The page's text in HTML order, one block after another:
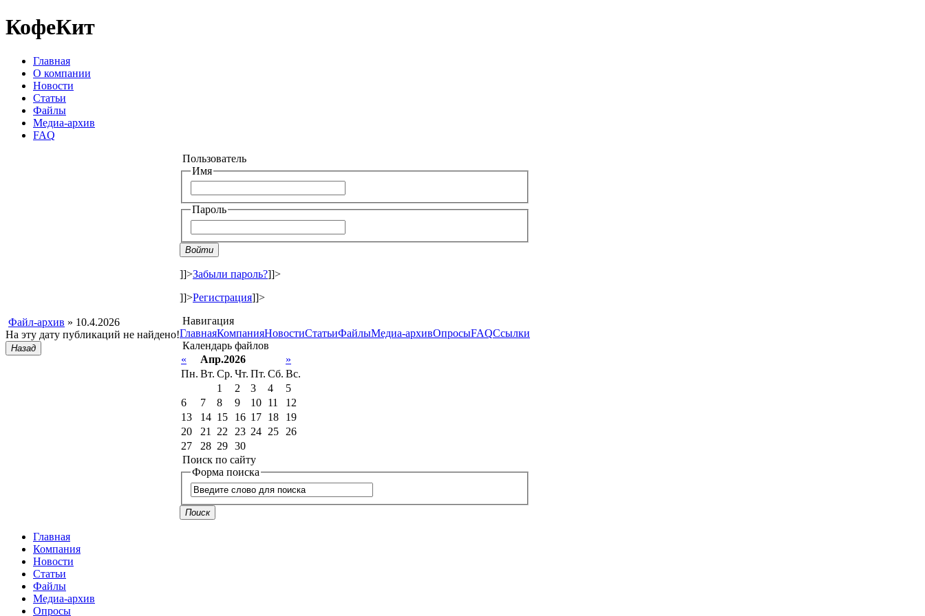
КофеКит
Главная
О компании
Новости
Статьи
Файлы
Медиа-архив
FAQ
Файл-архив » 10.4.2026
На эту дату публикаций не найдено!
Назад
Пользователь
Имя
Пароль
Войти
]]>Забыли пароль?]]>
]]>Регистрация]]>
Навигация
ГлавнаяКомпанияНовостиСтатьиФайлыМедиа-архивОпросыFAQСсылки
Календарь файлов
«
Апр.2026
»
Пн. Вт. Ср. Чт. Пт. Сб. Вс.
1
2 3 4
5
6
7 8 9 10 11
12
13
14 15 16 17 18
19
20
21 22 23 24 25
26
27
28 29 30
Поиск по сайту
Форма поиска
Поиск
Главная
Компания
Новости
Статьи
Файлы
Медиа-архив
Опросы